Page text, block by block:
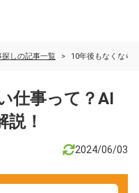
しの記事一覧 10年後もなくなら
仕事って？AI
！
2024/06/03